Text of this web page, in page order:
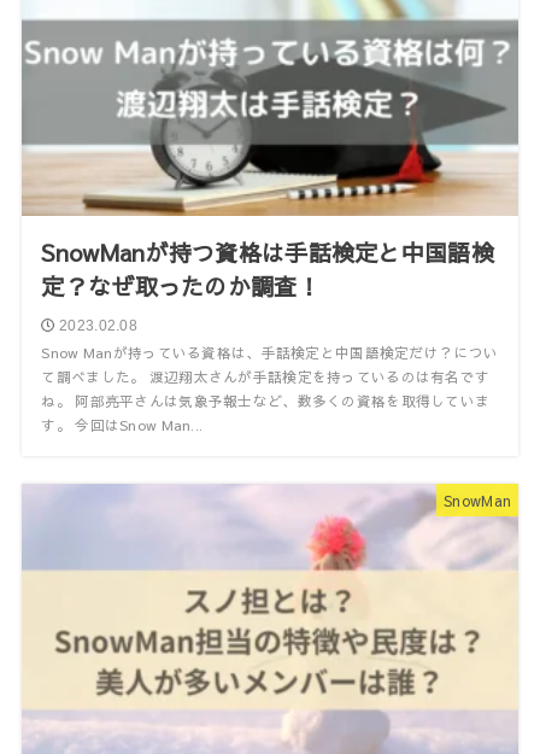
SnowManが持つ資格は手話検定と中国語検
定？なぜ取ったのか調査！
2023.02.08
Snow Manが持っている資格は、手話検定と中国語検定だけ？につい
て調べました。 渡辺翔太さんが手話検定を持っているのは有名です
ね。 阿部亮平さんは気象予報士など、数多くの資格を取得していま
す。 今回はSnow Man...
SnowMan